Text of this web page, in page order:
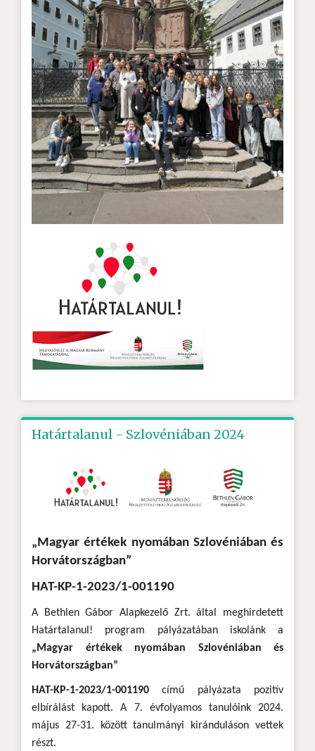
Határtalanul - Szlovéniában 2024
„Magyar értékek nyomában Szlovéniában és
Horvátországban”
HAT-KP-1-2023/1-001190
A Bethlen Gábor Alapkezelő Zrt. által meghirdetett
Határtalanul! program pályázatában iskolánk a
„Magyar értékek nyomában Szlovéniában és
Horvátországban”
HAT-KP-1-2023/1-001190című pályázata pozitív
elbírálást kapott. A 7. évfolyamos tanulóink 2024.
május 27-31. között tanulmányi kiránduláson vettek
részt.